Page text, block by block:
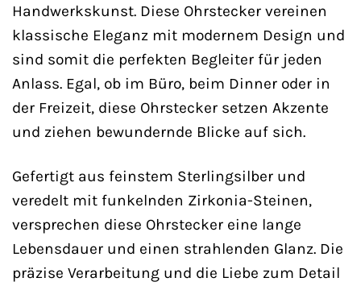
Handwerkskunst. Diese Ohrstecker vereinen
klassische Eleganz mit modernem Design und
sind somit die perfekten Begleiter für jeden
Anlass. Egal, ob im Büro, beim Dinner oder in
der Freizeit, diese Ohrstecker setzen Akzente
und ziehen bewundernde Blicke auf sich.
Gefertigt aus feinstem Sterlingsilber und
veredelt mit funkelnden Zirkonia-Steinen,
versprechen diese Ohrstecker eine lange
Lebensdauer und einen strahlenden Glanz. Die
präzise Verarbeitung und die Liebe zum Detail